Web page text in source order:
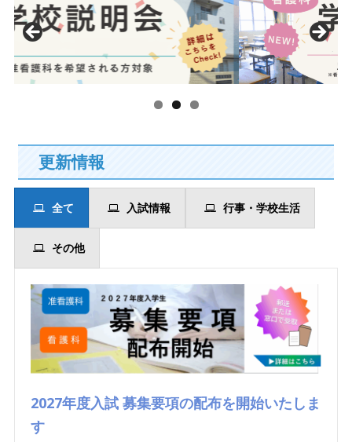
更新情報
全て 入試情報 行事・学校生活
その他
2027年度入試 募集要項の配布を開始いたしま
す